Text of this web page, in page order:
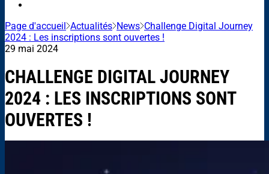
Page d'accueil Actualités News Challenge Digital Journey
2024 : Les inscriptions sont ouvertes !
29 mai 2024
CHALLENGE DIGITAL JOURNEY
2024 : LES INSCRIPTIONS SONT
OUVERTES !